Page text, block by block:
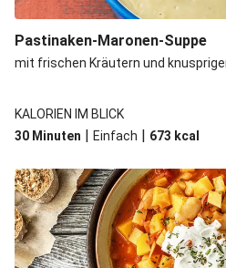
Pastinaken-Maronen-Suppe
mit frischen Kräutern und
KALORIEN IM BLICK
30 Minuten | Einfach | 673 kcal